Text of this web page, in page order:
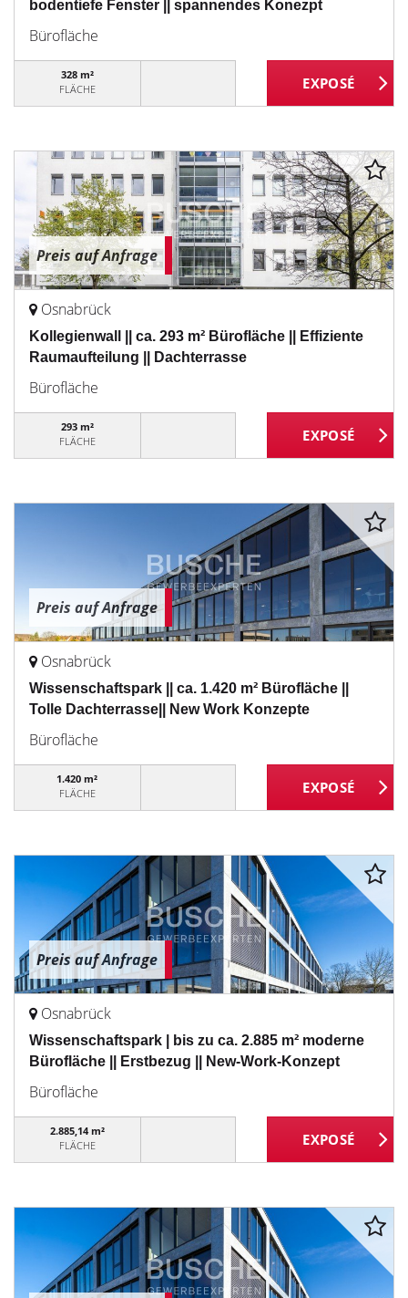
bodentiefe Fenster || spannendes Konezpt
Bürofläche
328 m²
FLÄCHE
Preis auf Anfrage
Osnabrück
Kollegienwall || ca. 293 m² Bürofläche || Effiziente
Raumaufteilung || Dachterrasse
Bürofläche
293 m²
FLÄCHE
Preis auf Anfrage
Osnabrück
Wissenschaftspark || ca. 1.420 m² Bürofläche ||
Tolle Dachterrasse|| New Work Konzepte
Bürofläche
1.420 m²
FLÄCHE
Preis auf Anfrage
Osnabrück
Wissenschaftspark | bis zu ca. 2.885 m² moderne
Bürofläche || Erstbezug || New-Work-Konzept
Bürofläche
2.885,14 m²
FLÄCHE